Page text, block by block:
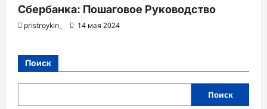
Сбербанка: Пошаговое Руководство
pristroykin_ 14 мая 2024
Поиск
Поиск